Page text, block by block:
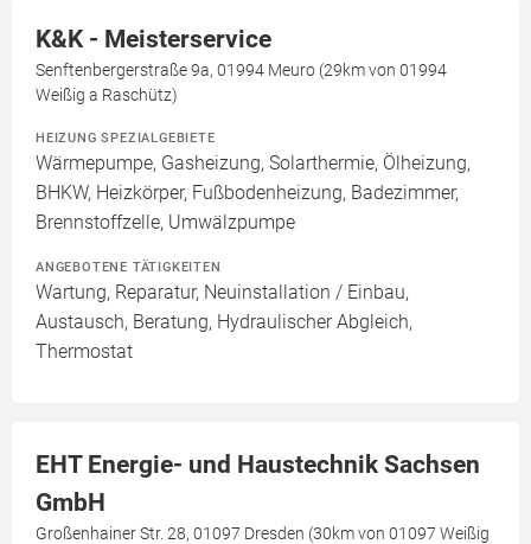
K&K - Meisterservice
Senftenbergerstraße 9a, 01994 Meuro (29km von 01994
Weißig a Raschütz)
HEIZUNG SPEZIALGEBIETE
Wärmepumpe, Gasheizung, Solarthermie, Ölheizung,
BHKW, Heizkörper, Fußbodenheizung, Badezimmer,
Brennstoffzelle, Umwälzpumpe
ANGEBOTENE TÄTIGKEITEN
Wartung, Reparatur, Neuinstallation / Einbau,
Austausch, Beratung, Hydraulischer Abgleich,
Thermostat
EHT Energie- und Haustechnik Sachsen
GmbH
Großenhainer Str. 28, 01097 Dresden (30km von 01097 Weißig